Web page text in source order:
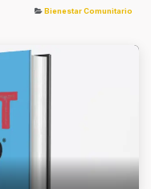
Bienestar Comunitario